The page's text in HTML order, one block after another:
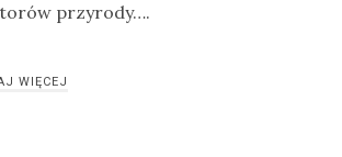
przyrody….
WIĘCEJ